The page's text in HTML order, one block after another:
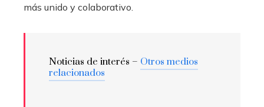
más unido y colaborativo.
Noticias de interés – Otros medios
relacionados